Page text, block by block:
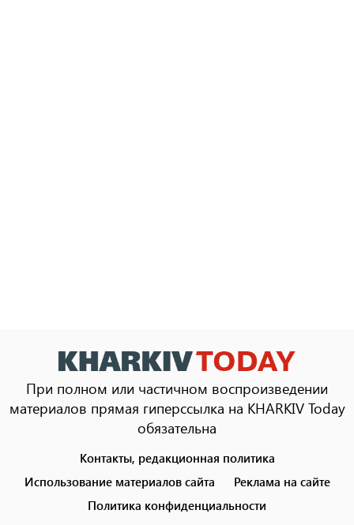
При полном или частичном воспроизведении
материалов прямая гиперссылка на KHARKIV Today
обязательна
menu
Контакты, редакционная политика
Использование материалов сайта
Реклама на сайте
Политика конфиденциальности